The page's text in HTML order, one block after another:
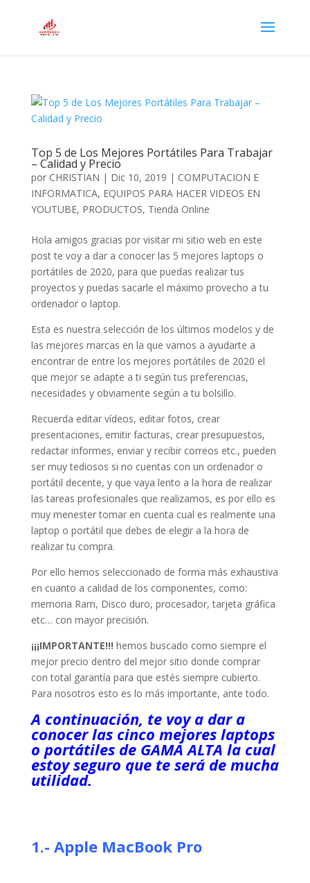
Top 5 de Los Mejores Portátiles Para Trabajar
– Calidad y Precio
por CHRISTIAN | Dic 10, 2019 | COMPUTACION E
INFORMATICA, EQUIPOS PARA HACER VIDEOS EN
YOUTUBE, PRODUCTOS, Tienda Online
Hola amigos gracias por visitar mi sitio web en este
post te voy a dar a conocer las 5 mejores laptops o
portátiles de 2020, para que puedas realizar tus
proyectos y puedas sacarle el máximo provecho a tu
ordenador o laptop.
Esta es nuestra selección de los últimos modelos y de
las mejores marcas en la que vamos a ayudarte a
encontrar de entre los mejores portátiles de 2020 el
que mejor se adapte a ti según tus preferencias,
necesidades y obviamente según a tu bolsillo.
Recuerda editar vídeos, editar fotos, crear
presentaciones, emitir facturas, crear presupuestos,
redactar informes, enviar y recibir correos etc., pueden
ser muy tediosos si no cuentas con un ordenador o
portátil decente, y que vaya lento a la hora de realizar
las tareas profesionales que realizamos, es por ello es
muy menester tomar en cuenta cual es realmente una
laptop o portátil que debes de elegir a la hora de
realizar tu compra.
Por ello hemos seleccionado de forma más exhaustiva
en cuanto a calidad de los componentes, como:
memoria Ram, Disco duro, procesador, tarjeta gráfica
etc… con mayor precisión.
¡¡¡IMPORTANTE!!! hemos buscado como siempre el
mejor precio dentro del mejor sitio donde comprar
con total garantía para que estés siempre cubierto.
Para nosotros esto es lo más importante, ante todo.
A continuación, te voy a dar a
conocer las cinco mejores laptops
o portátiles de GAMA ALTA la cual
estoy seguro que te será de mucha
utilidad.
1.- Apple MacBook Pro